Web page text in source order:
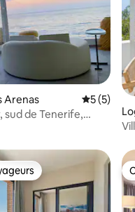
commentaires
Arenas Note
5 (5)
sud de Tenerife,